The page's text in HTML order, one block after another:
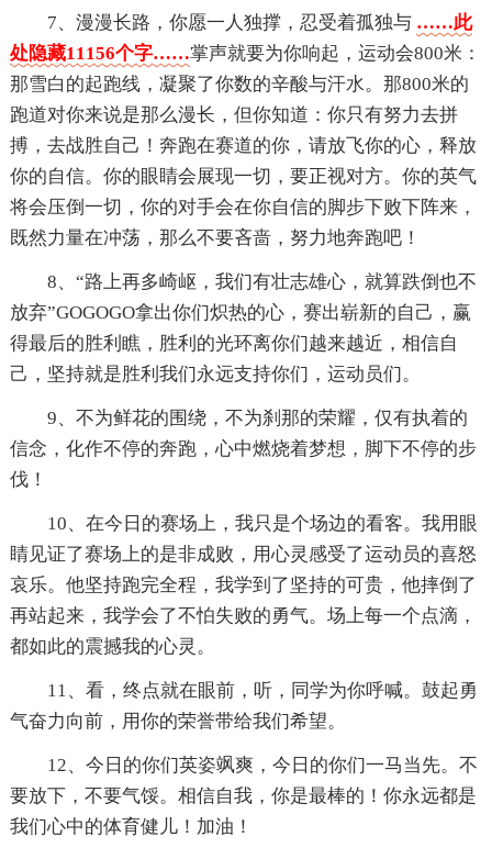
7、漫漫长路，你愿一人独撑，忍受着孤独与 ……此
处隐藏11156个字……掌声就要为你响起，运动会800米：
那雪白的起跑线，凝聚了你数的辛酸与汗水。那800米的
跑道对你来说是那么漫长，但你知道：你只有努力去拼
搏，去战胜自己！奔跑在赛道的你，请放飞你的心，释放
你的自信。你的眼睛会展现一切，要正视对方。你的英气
将会压倒一切，你的对手会在你自信的脚步下败下阵来，
既然力量在冲荡，那么不要吝啬，努力地奔跑吧！
8、“路上再多崎岖，我们有壮志雄心，就算跌倒也不
放弃”GOGOGO拿出你们炽热的心，赛出崭新的自己，赢
得最后的胜利瞧，胜利的光环离你们越来越近，相信自
己，坚持就是胜利我们永远支持你们，运动员们。
9、不为鲜花的围绕，不为刹那的荣耀，仅有执着的
信念，化作不停的奔跑，心中燃烧着梦想，脚下不停的步
伐！
10、在今日的赛场上，我只是个场边的看客。我用眼
睛见证了赛场上的是非成败，用心灵感受了运动员的喜怒
哀乐。他坚持跑完全程，我学到了坚持的可贵，他摔倒了
再站起来，我学会了不怕失败的勇气。场上每一个点滴，
都如此的震撼我的心灵。
11、看，终点就在眼前，听，同学为你呼喊。鼓起勇
气奋力向前，用你的荣誉带给我们希望。
12、今日的你们英姿飒爽，今日的你们一马当先。不
要放下，不要气馁。相信自我，你是最棒的！你永远都是
我们心中的体育健儿！加油！